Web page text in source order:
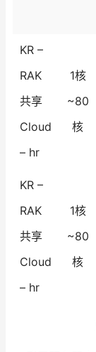
KR –
RAK
共享
Cloud
– hr
1核
~80
核
KR –
RAK
共享
Cloud
– hr
1核
~80
核